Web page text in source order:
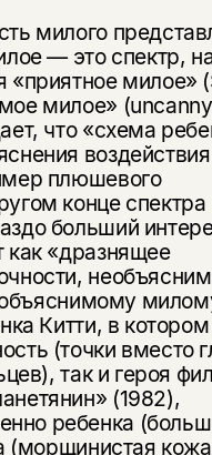
милого
— это спектр,
«приятное милое»
милое»
что «схема
плюшевого
конце спектра
больший
как «дразнящее
Китти, в котором
(точки вместо
так и героя
(1982),
ребенка
(морщинистая